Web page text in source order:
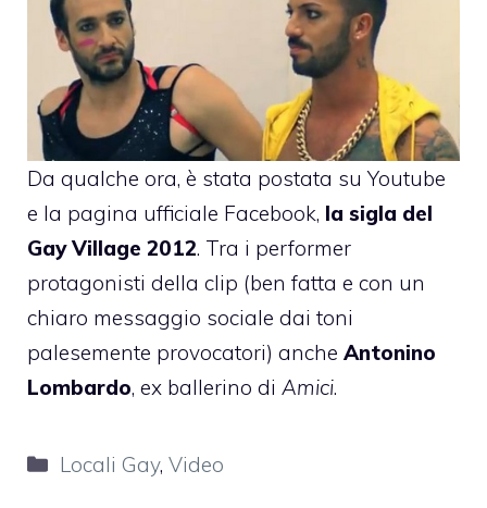
Da qualche ora, è stata postata su Youtube
e la pagina ufficiale Facebook, la sigla del
Gay Village 2012. Tra i performer
protagonisti della clip (ben fatta e con un
chiaro messaggio sociale dai toni
palesemente provocatori) anche Antonino
Lombardo, ex ballerino di Amici.
Categorie
Locali Gay,Video